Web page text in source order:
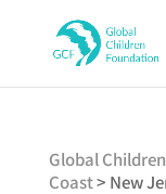
Global
Coast> New